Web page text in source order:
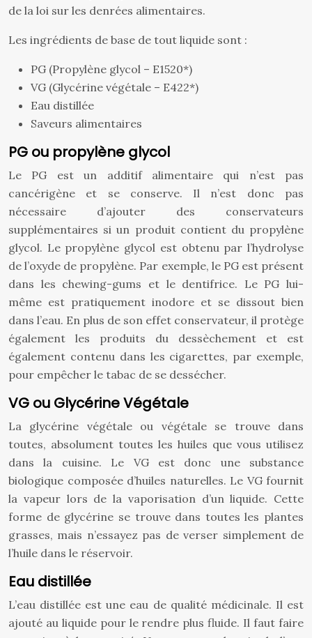
de la loi sur les denrées alimentaires.
Les ingrédients de base de tout liquide sont :
PG (Propylène glycol – E1520*)
VG (Glycérine végétale – E422*)
Eau distillée
Saveurs alimentaires
PG ou propylène glycol
Le PG est un additif alimentaire qui n’est pas
cancérigène et se conserve. Il n’est donc pas
nécessaire d’ajouter des conservateurs
supplémentaires si un produit contient du propylène
glycol. Le propylène glycol est obtenu par l’hydrolyse
de l’oxyde de propylène. Par exemple, le PG est présent
dans les chewing-gums et le dentifrice. Le PG lui-
même est pratiquement inodore et se dissout bien
dans l’eau. En plus de son effet conservateur, il protège
également les produits du dessèchement et est
également contenu dans les cigarettes, par exemple,
pour empêcher le tabac de se dessécher.
VG ou Glycérine Végétale
La glycérine végétale ou végétale se trouve dans
toutes, absolument toutes les huiles que vous utilisez
dans la cuisine. Le VG est donc une substance
biologique composée d’huiles naturelles. Le VG fournit
la vapeur lors de la vaporisation d’un liquide. Cette
forme de glycérine se trouve dans toutes les plantes
grasses, mais n’essayez pas de verser simplement de
l’huile dans le réservoir.
Eau distillée
L’eau distillée est une eau de qualité médicinale. Il est
ajouté au liquide pour le rendre plus fluide. Il faut faire